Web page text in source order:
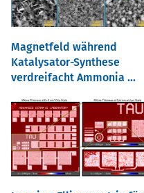
Magnetfeld während
Katalysator-Synthese
verdreifacht Ammonia ...